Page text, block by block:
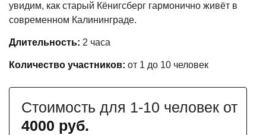
увидим, как старый Кёнигсберг гармонично живёт в
современном Калининграде.
Длительность: 2 часа
Количество участников: от 1 до 10 человек
Стоимость для 1-10 человек от
4000 руб.